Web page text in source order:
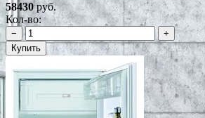
58430руб.
Кол-во:
−
+
Купить